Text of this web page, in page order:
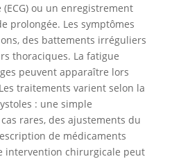
ou un enregistrement
prolongée. Les symptômes
des battements irréguliers
thoraciques. La fatigue
peuvent apparaître lors
traitements varient selon la
: une simple
rares, des ajustements du
de médicaments
intervention chirurgicale peut